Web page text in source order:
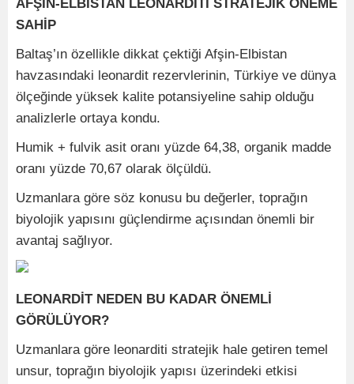
AFŞİN-ELBİSTAN LEONARDİTİ STRATEJİK ÖNEME
SAHİP
Baltaş’ın özellikle dikkat çektiği Afşin-Elbistan
havzasındaki leonardit rezervlerinin, Türkiye ve dünya
ölçeğinde yüksek kalite potansiyeline sahip olduğu
analizlerle ortaya kondu.
Humik + fulvik asit oranı yüzde 64,38, organik madde
oranı yüzde 70,67 olarak ölçüldü.
Uzmanlara göre söz konusu bu değerler, toprağın
biyolojik yapısını güçlendirme açısından önemli bir
avantaj sağlıyor.
LEONARDİT NEDEN BU KADAR ÖNEMLİ
GÖRÜLÜYOR?
Uzmanlara göre leonarditi stratejik hale getiren temel
unsur, toprağın biyolojik yapısı üzerindeki etkisi